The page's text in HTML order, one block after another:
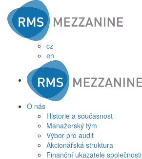
cz
en
O nás
Historie a současnost
Manažerský tým
Výbor pro audit
Akcionářská struktura
Finanční ukazatele společnosti